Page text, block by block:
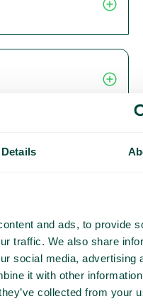
Details
and ads, to provide
traffic. We also share
social media, advertising
it with other
collected from your